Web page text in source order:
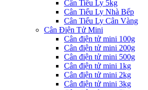
Cân Tiểu Ly 5kg
Cân Tiểu Ly Nhà Bếp
Cân Tiểu Ly Cân Vàng
Cân Điện Tử Mini
Cân điện tử mini 100g
Cân điện tử mini 200g
Cân điện tử mini 500g
Cân điện tử mini 1kg
Cân điện tử mini 2kg
Cân điện tử mini 3kg